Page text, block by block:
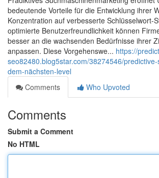
bedeutende Vorteile für die Entwicklung ihrer
Konzentration auf verbesserte Schlüsselwort-
optimierte Benutzerfreundlichkeit können
besser an die wachsenden Bedürfnisse ihrer
anpassen. Diese Vorgehenswe... https://
seo82480.blog5star.com/38274546/
dem-nächsten-level
Comments
Who Upvoted
Comments
Submit a Comment
No HTML